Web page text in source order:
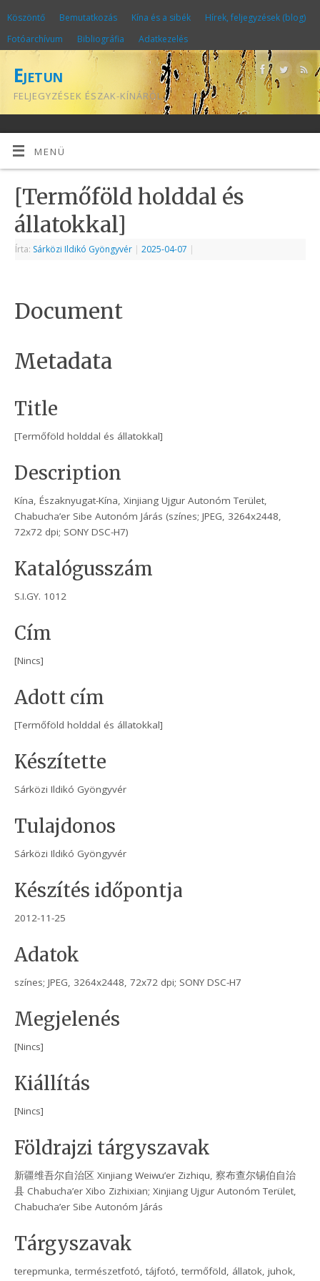
Köszöntő Bemutatkozás Kína és a sibék
Hírek, feljegyzések (blog)
Fotóarchívum
Bibliográfia Adatkezelés
Ejetun
FELJEGYZÉSEK ÉSZAK-KÍNÁRÓL
MENÜ
[Termőföld holddal és
állatokkal]
Írta: Sárközi Ildikó Gyöngyvér | 2025-04-07 |
Document
Metadata
Title
[Termőföld holddal és állatokkal]
Description
Kína, Északnyugat-Kína, Xinjiang Ujgur Autonóm Terület,
Chabucha’er Sibe Autonóm Járás (színes; JPEG, 3264x2448,
72x72 dpi; SONY DSC-H7)
Katalógusszám
S.I.GY. 1012
Cím
[Nincs]
Adott cím
[Termőföld holddal és állatokkal]
Készítette
Sárközi Ildikó Gyöngyvér
Tulajdonos
Sárközi Ildikó Gyöngyvér
Készítés időpontja
2012-11-25
Adatok
színes; JPEG, 3264x2448, 72x72 dpi; SONY DSC-H7
Megjelenés
[Nincs]
Kiállítás
[Nincs]
Földrajzi tárgyszavak
新疆维吾尔自治区 Xinjiang Weiwu’er Zizhiqu, 察布查尔锡伯自治
县 Chabucha’er Xibo Zizhixian; Xinjiang Ujgur Autonóm Terület,
Chabucha’er Sibe Autonóm Járás
Tárgyszavak
terepmunka, természetfotó, tájfotó, termőföld, állatok, juhok,